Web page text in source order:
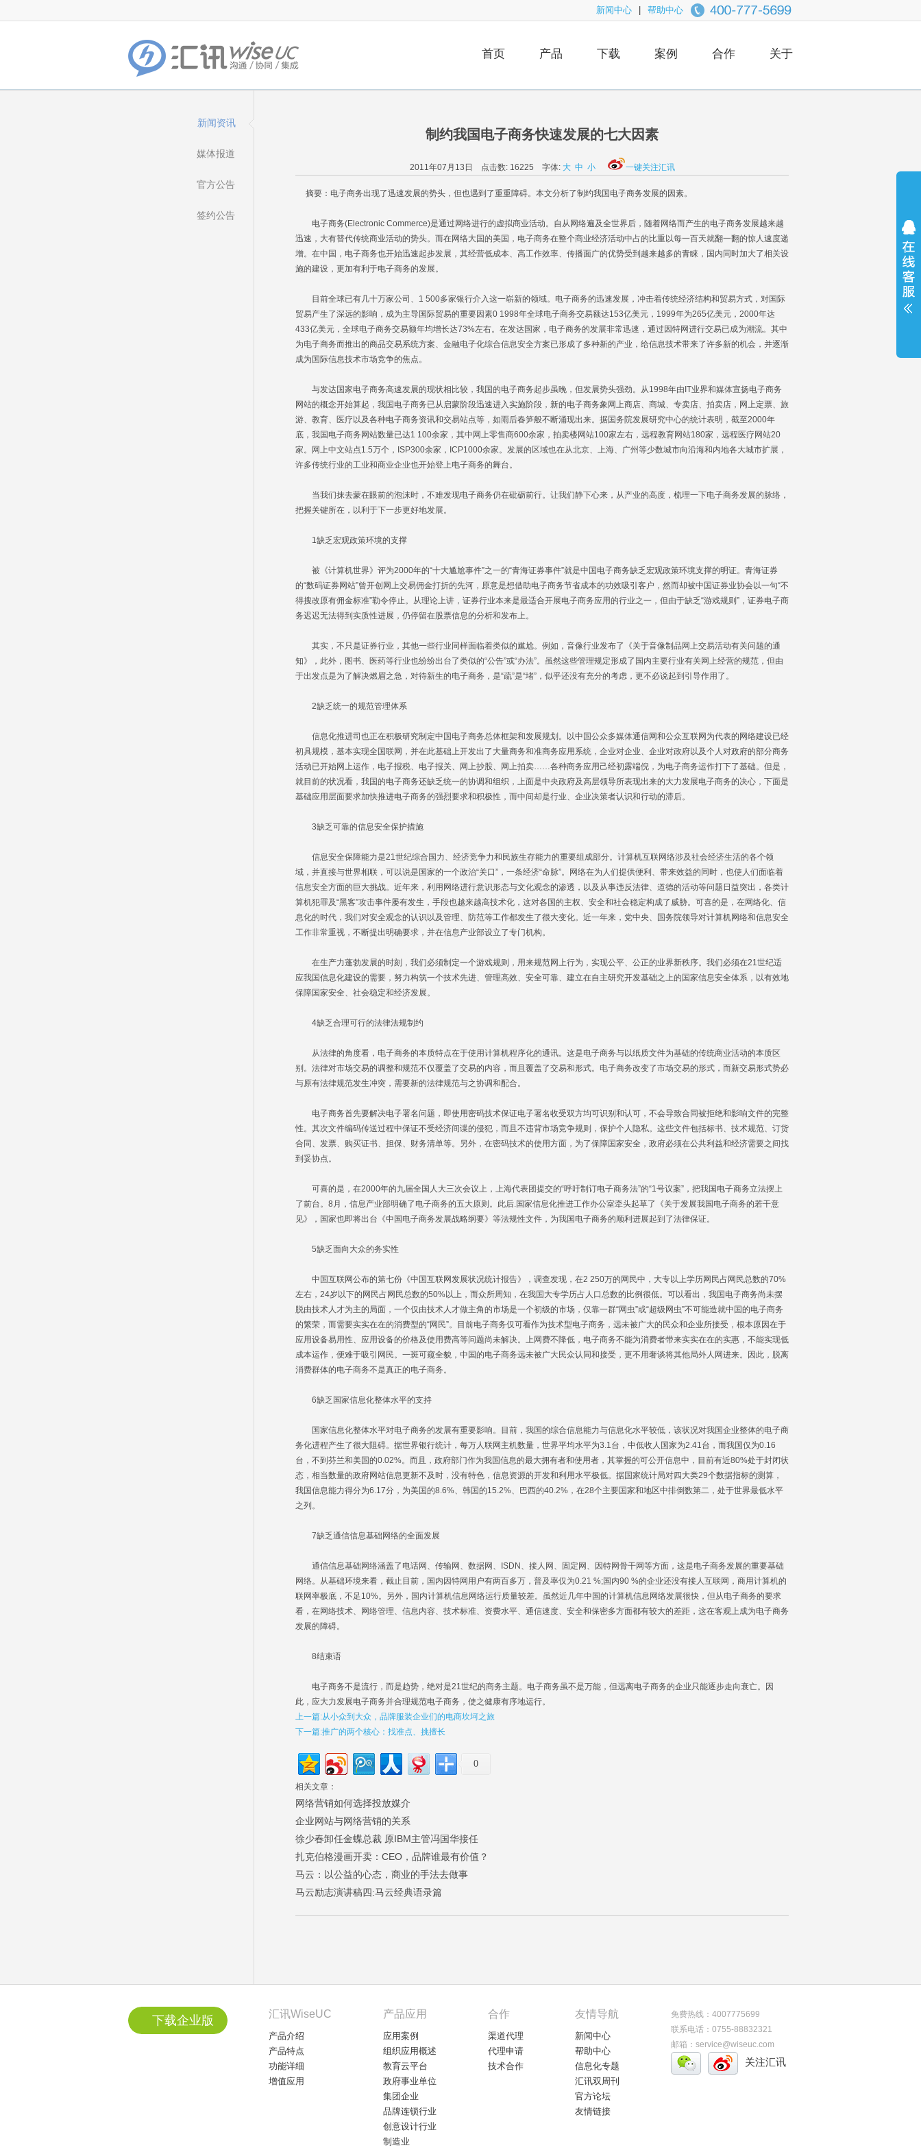
新闻中心 帮助中心
首页 产品 下载 案例 合作 关于
新闻资讯
媒体报道
官方公告
签约公告
制约我国电子商务快速发展的七大因素
2011年07月13日 点击数:16225 字体: 大 中 小 一键关注汇讯
摘要：电子商务出现了迅速发展的势头，但也遇到了重重障碍。本文分析了制约我国电子商务发展的因素。
电子商务(Electronic Commerce)是通过网络进行的虚拟商业活动。自从网络遍及全世界后，随着网络而产生的电子商务发展越来越
迅速，大有替代传统商业活动的势头。而在网络大国的美国，电子商务在整个商业经济活动中占的比重以每一百天就翻一翻的惊人速度递
增。在中国，电子商务也开始迅速起步发展，其经营低成本、高工作效率、传播面广的优势受到越来越多的青睐，国内同时加大了相关设
施的建设，更加有利于电子商务的发展。
目前全球已有几十万家公司、1 500多家银行介入这一崭新的领域。电子商务的迅速发展，冲击着传统经济结构和贸易方式，对国际
贸易产生了深远的影响，成为主导国际贸易的重要因素0 1998年全球电子商务交易额达153亿美元，1999年为265亿美元，2000年达
433亿美元，全球电子商务交易额年均增长达73%左右。在发达国家，电子商务的发展非常迅速，通过因特网进行交易已成为潮流。其中
为电子商务而推出的商品交易系统方案、金融电子化综合信息安全方案已形成了多种新的产业，给信息技术带来了许多新的机会，并逐渐
成为国际信息技术市场竞争的焦点。
与发达国家电子商务高速发展的现状相比较，我国的电子商务起步虽晚，但发展势头强劲。从1998年由IT业界和媒体宣扬电子商务
网站的概念开始算起，我国电子商务已从启蒙阶段迅速进入实施阶段，新的电子商务象网上商店、商城、专卖店、拍卖店，网上定票、旅
游、教育、医疗以及各种电子商务资讯和交易站点等，如雨后春笋般不断涌现出来。据国务院发展研究中心的统计表明，截至2000年
底，我国电子商务网站数量已达1 100余家，其中网上零售商600余家，拍卖楼网站100家左右，远程教育网站180家，远程医疗网站20
家。网上中文站点1.5万个，ISP300余家，ICP1000余家。发展的区域也在从北京、上海、广州等少数城市向沿海和内地各大城市扩展，
许多传统行业的工业和商业企业也开始登上电子商务的舞台。
当我们抹去蒙在眼前的泡沫时，不难发现电子商务仍在砒砺前行。让我们静下心来，从产业的高度，梳理一下电子商务发展的脉络，
把握关键所在，以利于下一步更好地发展。
1缺乏宏观政策环境的支撑
被《计算机世界》评为2000年的“十大尴尬事件”之一的“青海证券事件”就是中国电子商务缺乏宏观政策环境支撑的明证。青海证券
的“数码证券网站”曾开创网上交易佣金打折的先河，原意是想借助电子商务节省成本的功效吸引客户，然而却被中国证券业协会以一句“不
得搜改原有佣金标准”勒令停止。从理论上讲，证券行业本来是最适合开展电子商务应用的行业之一，但由于缺乏“游戏规则”，证券电子商
务迟迟无法得到实质性进展，仍停留在股票信息的分析和发布上。
其实，不只是证券行业，其他一些行业同样面临着类似的尴尬。例如，音像行业发布了《关于音像制品网上交易活动有关问题的通
知》，此外，图书、医药等行业也纷纷出台了类似的“公告”或“办法”。虽然这些管理规定形成了国内主要行业有关网上经营的规范，但由
于出发点是为了解决燃眉之急，对待新生的电子商务，是“疏”是“堵”，似乎还没有充分的考虑，更不必说起到引导作用了。
2缺乏统一的规范管理体系
信息化推进司也正在积极研究制定中国电子商务总体框架和发展规划。以中国公众多媒体通信网和公众互联网为代表的网络建设已经
初具规模，基本实现全国联网，并在此基础上开发出了大量商务和准商务应用系统，企业对企业、企业对政府以及个人对政府的部分商务
活动已开始网上运作，电子报税、电子报关、网上抄股、网上拍卖……各种商务应用己经初露端倪，为电子商务运作打下了基础。但是，
就目前的状况看，我国的电子商务还缺乏统一的协调和组织，上面是中央政府及高层领导所表现出来的大力发展电子商务的决心，下面是
基础应用层面要求加快推进电子商务的强烈要求和积极性，而中间却是行业、企业决策者认识和行动的滞后。
3缺乏可靠的信息安全保护措施
信息安全保障能力是21世纪综合国力、经济竞争力和民族生存能力的重要组成部分。计算机互联网络涉及社会经济生活的各个领
域，并直接与世界相联，可以说是国家的一个政治“关口”，一条经济“命脉”。网络在为人们提供便利、带来效益的同时，也使人们面临着
信息安全方面的巨大挑战。近年来，利用网络进行意识形态与文化观念的渗透，以及从事违反法律、道德的活动等问题日益突出，各类计
算机犯罪及“黑客”攻击事件屡有发生，手段也越来越高技术化，这对各国的主权、安全和社会稳定构成了威胁。可喜的是，在网络化、信
息化的时代，我们对安全观念的认识以及管理、防范等工作都发生了很大变化。近一年来，党中央、国务院领导对计算机网络和信息安全
工作非常重视，不断提出明确要求，并在信息产业部设立了专门机构。
在生产力蓬勃发展的时刻，我们必须制定一个游戏规则，用来规范网上行为，实现公平、公正的业界新秩序。我们必须在21世纪适
应我国信息化建设的需要，努力构筑一个技术先进、管理高效、安全可靠、建立在自主研究开发基础之上的国家信息安全体系，以有效地
保障国家安全、社会稳定和经济发展。
4缺乏合理可行的法律法规制约
从法律的角度看，电子商务的本质特点在于使用计算机程序化的通讯。这是电子商务与以纸质文件为基础的传统商业活动的本质区
别。法律对市场交易的调整和规范不仅覆盖了交易的内容，而且覆盖了交易和形式。电子商务改变了市场交易的形式，而新交易形式势必
与原有法律规范发生冲突，需要新的法律规范与之协调和配合。
电子商务首先要解决电子署名问题，即使用密码技术保证电子署名收受双方均可识别和认可，不会导致合同被拒绝和影响文件的完整
性。其次文件编码传送过程中保证不受经济间谍的侵犯，而且不违背市场竞争规则，保护个人隐私。这些文件包括标书、技术规范、订货
合同、发票、购买证书、担保、财务清单等。另外，在密码技术的使用方面，为了保障国家安全，政府必须在公共利益和经济需要之间找
到妥协点。
可喜的是，在2000年的九届全国人大三次会议上，上海代表团提交的“呼吁制订电子商务法”的“1号议案”，把我国电子商务立法摆上
了前台。8月，信息产业部明确了电子商务的五大原则。此后.国家信息化推进工作办公室牵头起草了《关于发展我国电子商务的若干意
见》，国家也即将出台《中国电子商务发展战略纲要》等法规性文件，为我国电子商务的顺利进展起到了法律保证。
5缺乏面向大众的务实性
中国互联网公布的第七份《中国互联网发展状况统计报告》，调查发现，在2 250万的网民中，大专以上学历网民占网民总数的70%
左右，24岁以下的网民占网民总数的50%以上，而众所周知，在我国大专学历占人口总数的比例很低。可以看出，我国电子商务尚未摆
脱由技术人才为主的局面，一个仅由技术人才做主角的市场是一个初级的市场，仅靠一群“网虫”或“超级网虫”不可能造就中国的电子商务
的繁荣，而需要实实在在的消费型的“网民”。目前电子商务仅可看作为技术型电子商务，远未被广大的民众和企业所接受，根本原因在于
应用设备易用性、应用设备的价格及使用费高等问题尚未解决。上网费不降低，电子商务不能为消费者带来实实在在的实惠，不能实现低
成本运作，便难于吸引网民。一斑可窥全貌，中国的电子商务远未被广大民众认同和接受，更不用奢谈将其他局外人网进来。因此，脱离
消费群体的电子商务不是真正的电子商务。
6缺乏国家信息化整体水平的支持
国家信息化整体水平对电子商务的发展有重要影响。目前，我国的综合信息能力与信息化水平较低，该状况对我国企业整体的电子商
务化进程产生了很大阻碍。据世界银行统计，每万人联网主机数量，世界平均水平为3.1台，中低收人国家为2.41台，而我国仅为0.16
台，不到芬兰和美国的0.02%。而且，政府部门作为我国信息的最大拥有者和使用者，其掌握的可公开信息中，目前有近80%处于封闭状
态，相当数量的政府网站信息更新不及时，没有特色，信息资源的开发和利用水平极低。据国家统计局对四大类29个数据指标的测算，
我国信息能力得分为6.17分，为美国的8.6%、韩国的15.2%、巴西的40.2%，在28个主要国家和地区中排倒数第二，处于世界最低水平
之列。
7缺乏通信信息基础网络的全面发展
通信信息基础网络涵盖了电话网、传输网、数据网、ISDN、接人网、固定网、因特网骨干网等方面，这是电子商务发展的重要基础
网络。从基础环境来看，截止目前，国内因特网用户有两百多万，普及率仅为0.21 %;国内90 %的企业还没有接人互联网，商用计算机的
联网率极底，不足10%。另外，国内计算机信息网络运行质量较差。虽然近几年中国的计算机信息网络发展很快，但从电子商务的要求
看，在网络技术、网络管理、信息内容、技术标准、资费水平、通信速度、安全和保密多方面都有较大的差距，这在客观上成为电子商务
发展的障碍。
8结束语
电子商务不是流行，而是趋势，绝对是21世纪的商务主题。电子商务虽不是万能，但远离电子商务的企业只能逐步走向衰亡。因
此，应大力发展电子商务并合理规范电子商务，使之健康有序地运行。
上一篇:从小众到大众，品牌服装企业们的电商坎坷之旅
下一篇:推广的两个核心：找准点、挑擅长
0
相关文章：
网络营销如何选择投放媒介
企业网站与网络营销的关系
徐少春卸任金蝶总裁 原IBM主管冯国华接任
扎克伯格漫画开卖：CEO，品牌谁最有价值？
马云：以公益的心态，商业的手法去做事
马云励志演讲稿四:马云经典语录篇
下载企业版 汇讯WiseUC
产品介绍
产品特点
功能详细
增值应用
产品应用
应用案例
组织应用概述
教育云平台
政府事业单位
集团企业
品牌连锁行业
创意设计行业
制造业
合作
渠道代理
代理申请
技术合作
友情导航
新闻中心
帮助中心
信息化专题
汇讯双周刊
官方论坛
友情链接
免费热线：4007775699
联系电话：0755-88832321
邮箱：service@wiseuc.com
关注汇讯